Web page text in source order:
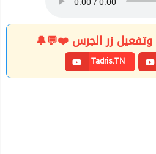
وتفعيل زر الجرس ❤️💬🔔
Tadris.TN